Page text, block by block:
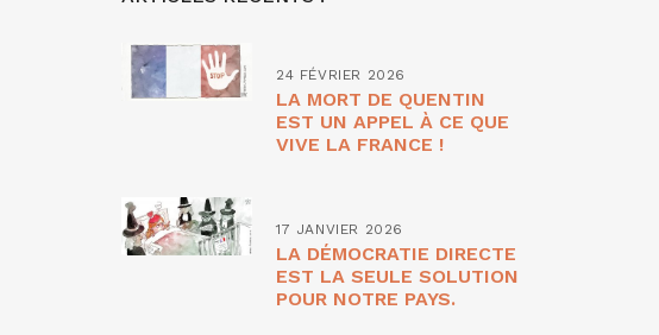
24 FÉVRIER 2026
LA MORT DE QUENTIN
EST UN APPEL À CE QUE
VIVE LA FRANCE !
17 JANVIER 2026
LA DÉMOCRATIE DIRECTE
EST LA SEULE SOLUTION
POUR NOTRE PAYS.